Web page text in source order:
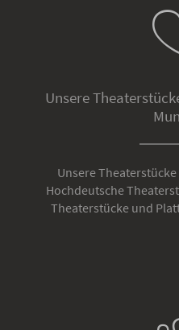
Unsere
Unsere
Hochdeutsche
Theaterstücke und